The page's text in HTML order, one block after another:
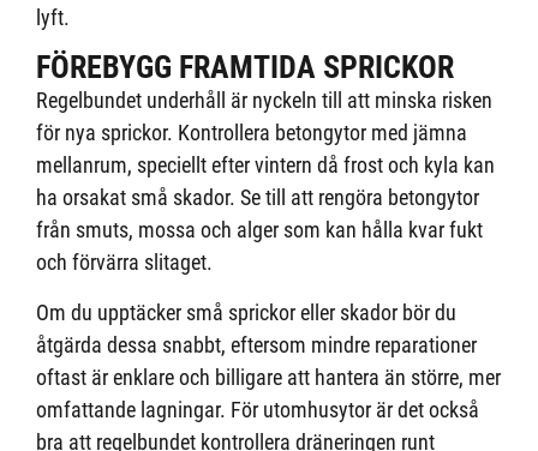
lyft.
FÖREBYGG FRAMTIDA SPRICKOR
Regelbundet underhåll är nyckeln till att minska risken
för nya sprickor. Kontrollera betongytor med jämna
mellanrum, speciellt efter vintern då frost och kyla kan
ha orsakat små skador. Se till att rengöra betongytor
från smuts, mossa och alger som kan hålla kvar fukt
och förvärra slitaget.
Om du upptäcker små sprickor eller skador bör du
åtgärda dessa snabbt, eftersom mindre reparationer
oftast är enklare och billigare att hantera än större, mer
omfattande lagningar. För utomhusytor är det också
bra att regelbundet kontrollera dräneringen runt